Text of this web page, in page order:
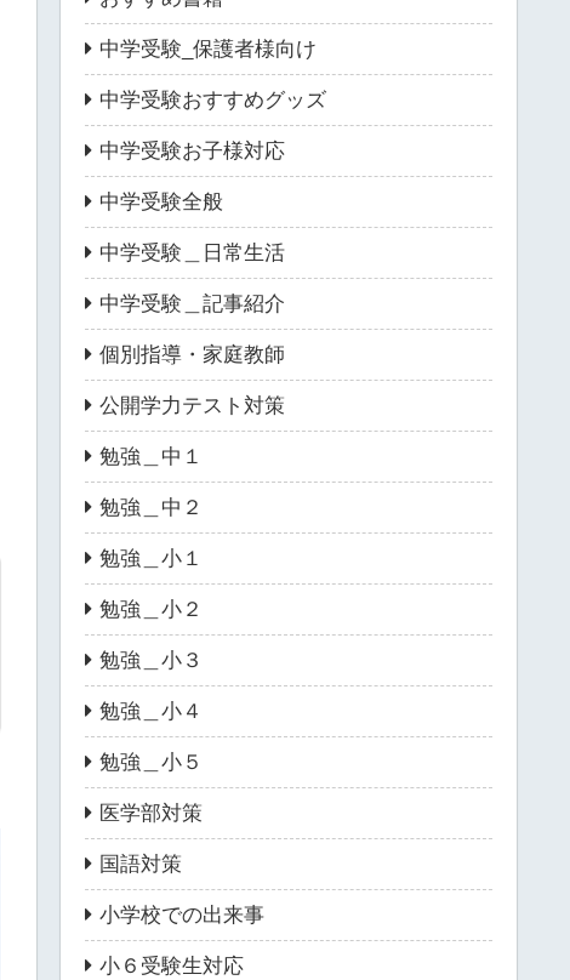
中学受験_保護者様向け
中学受験おすすめグッズ
中学受験お子様対応
中学受験全般
中学受験＿日常生活
中学受験＿記事紹介
個別指導・家庭教師
公開学力テスト対策
勉強＿中１
勉強＿中２
勉強＿小１
勉強＿小２
勉強＿小３
勉強＿小４
勉強＿小５
医学部対策
国語対策
小学校での出来事
小６受験生対応